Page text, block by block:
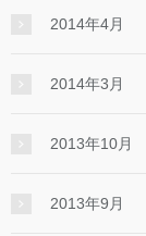
2014年4月
2014年3月
2013年10月
2013年9月